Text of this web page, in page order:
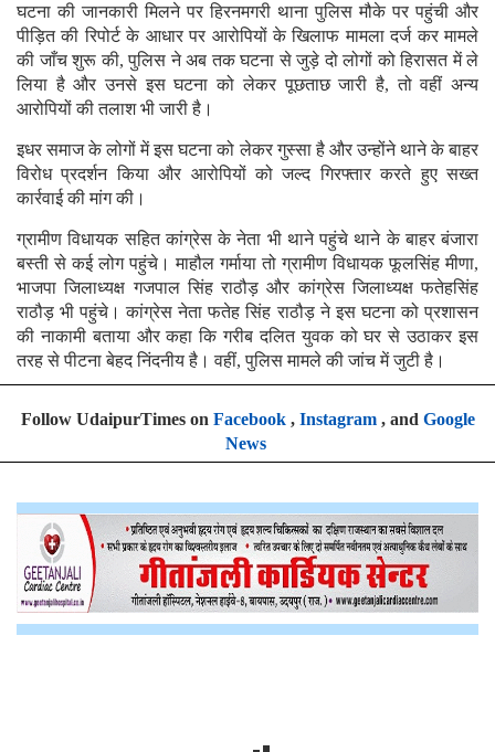
घटना की जानकारी मिलने पर हिरनमगरी थाना पुलिस मौके पर पहुंची और
पीड़ित की रिपोर्ट के आधार पर आरोपियों के खिलाफ मामला दर्ज कर मामले
की जाँच शुरू की, पुलिस ने अब तक घटना से जुड़े दो लोगों को हिरासत में ले
लिया है और उनसे इस घटना को लेकर पूछताछ जारी है, तो वहीं अन्य
आरोपियों की तलाश भी जारी है।
इधर समाज के लोगों में इस घटना को लेकर गुस्सा है और उन्होंने थाने के बाहर
विरोध प्रदर्शन किया और आरोपियों को जल्द गिरफ्तार करते हुए सख्त
कार्रवाई की मांग की।
ग्रामीण विधायक सहित कांग्रेस के नेता भी थाने पहुंचे थाने के बाहर बंजारा
बस्ती से कई लोग पहुंचे। माहौल गर्माया तो ग्रामीण विधायक फूलसिंह मीणा,
भाजपा जिलाध्यक्ष गजपाल सिंह राठौड़ और कांग्रेस जिलाध्यक्ष फतेहसिंह
राठौड़ भी पहुंचे। कांग्रेस नेता फतेह सिंह राठौड़ ने इस घटना को प्रशासन
की नाकामी बताया और कहा कि गरीब दलित युवक को घर से उठाकर इस
तरह से पीटना बेहद निंदनीय है। वहीं, पुलिस मामले की जांच में जुटी है।
Follow UdaipurTimes on Facebook, Instagram, and Google
News